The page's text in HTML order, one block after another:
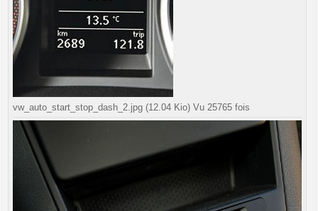
vw_auto_start_stop_dash_2.jpg (12.04 Kio) Vu 25765 fois